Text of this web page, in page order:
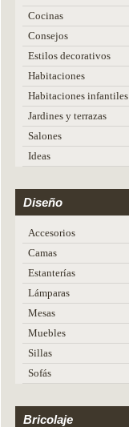
Cocinas
Consejos
Estilos decorativos
Habitaciones
Habitaciones infantiles
Jardines y terrazas
Salones
Ideas
Diseño
Accesorios
Camas
Estanterías
Lámparas
Mesas
Muebles
Sillas
Sofás
Bricolaje